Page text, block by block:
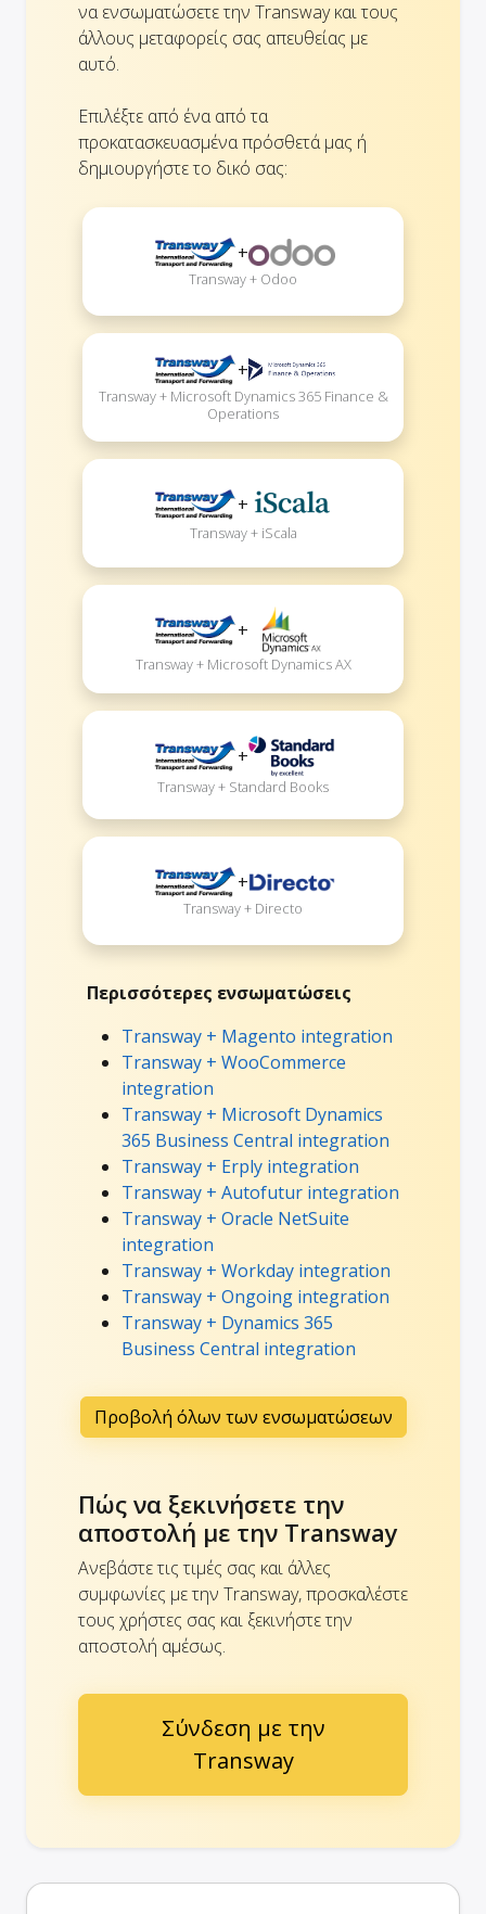
να ενσωματώσετε την Transway και τους
άλλους μεταφορείς σας απευθείας με
αυτό.
Επιλέξτε από ένα από τα
προκατασκευασμένα πρόσθετά μας ή
δημιουργήστε το δικό σας:
+
Transway + Odoo
+
Transway + Microsoft Dynamics 365 Finance &
Operations
+
Transway + iScala
+
Transway + Microsoft Dynamics AX
+
Transway + Standard Books
+
Transway + Directo
Περισσότερες ενσωματώσεις
Transway + Magento integration
Transway + WooCommerce
integration
Transway + Microsoft Dynamics
365 Business Central integration
Transway + Erply integration
Transway + Autofutur integration
Transway + Oracle NetSuite
integration
Transway + Workday integration
Transway + Ongoing integration
Transway + Dynamics 365
Business Central integration
Προβολή όλων των ενσωματώσεων
Πώς να ξεκινήσετε την
αποστολή με την Transway
Ανεβάστε τις τιμές σας και άλλες
συμφωνίες με την Transway, προσκαλέστε
τους χρήστες σας και ξεκινήστε την
αποστολή αμέσως.
Σύνδεση με την
Transway